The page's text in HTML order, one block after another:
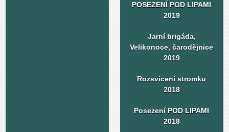
POSEZENÍ POD LIPAMI
2019
Jarní brigáda,
Velikonoce, čarodějnice
2019
Rozsvícení stromku
2018
Posezení POD LIPAMI
2018